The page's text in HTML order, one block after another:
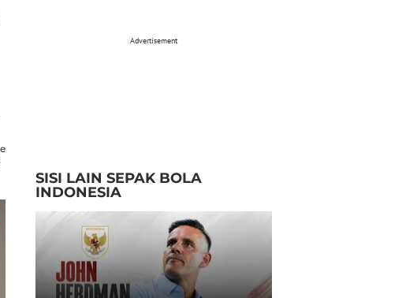
Advertisement
SISI LAIN SEPAK BOLA
INDONESIA